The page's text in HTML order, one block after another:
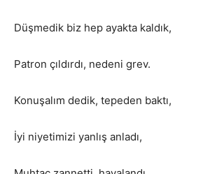
Düşmedik biz hep ayakta kaldık,
Patron çıldırdı, nedeni grev.
Konuşalım dedik, tepeden baktı,
İyi niyetimizi yanlış anladı,